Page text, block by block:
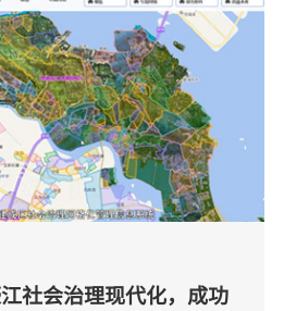
社会治理现代化，成功